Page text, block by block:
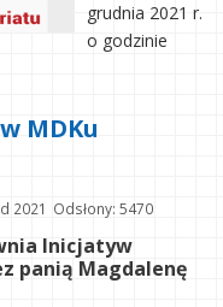
grudnia 2021 r.
o godzinie
MDKu
2021 Odsłony: 5470
Inicjatyw
panią Magdalenę